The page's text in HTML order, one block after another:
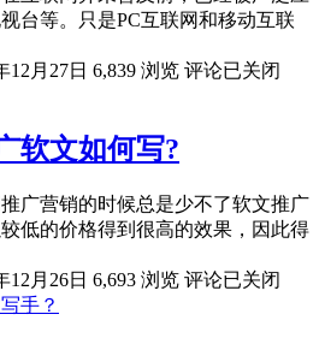
台等。只是PC互联网和移动互联
12月27日 6,839 浏览 评论已关闭
软文如何写?
广营销的时候总是少不了软文推广
低的价格得到很高的效果，因此得
12月26日 6,693 浏览 评论已关闭